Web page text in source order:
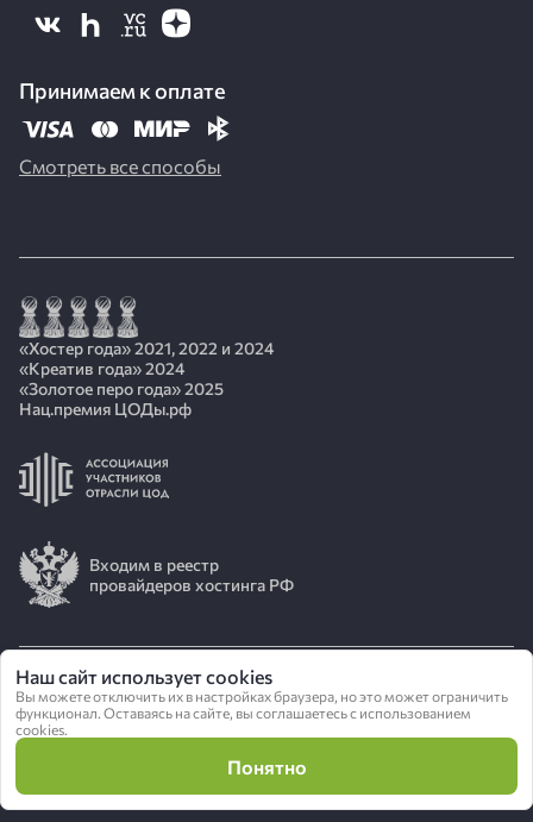
Принимаем к оплате
Смотреть все способы
«Хостер года» 2021, 2022 и 2024
«Креатив года» 2024
«Золотое перо года» 2025
Нац.премия ЦОДы.рф
Входим в реестр
провайдеров хостинга РФ
© 2026 АО «ИОТ»
Политика конфиденциальности
Сделано в
Наш сайт использует cookies
Вы можете отключить их в настройках браузера, но это может ограничить
функционал. Оставаясь на сайте, вы соглашаетесь с использованием
cookies.
Понятно